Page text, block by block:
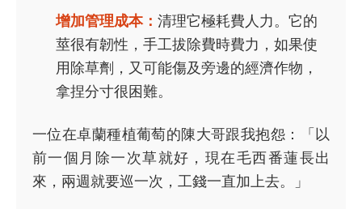
增加管理成本： 清理它極耗費人力。它的
莖很有韌性，手工拔除費時費力，如果使
用除草劑，又可能傷及旁邊的經濟作物，
拿捏分寸很困難。
一位在卓蘭種植葡萄的陳大哥跟我抱怨：「以
前一個月除一次草就好，現在毛西番蓮長出
來，兩週就要巡一次，工錢一直加上去。」